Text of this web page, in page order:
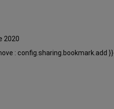
2020
: config.sharing.bookmark.add }}